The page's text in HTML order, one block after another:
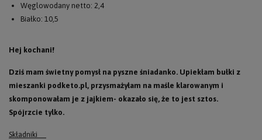
Węglowodany netto: 2,4
Białko: 10,5
Hej kochani!
Dziś mam świetny pomysł na pyszne śniadanko. Upiekłam bułki z
mieszanki podketo.pl, przysmażyłam na maśle klarowanym i
skomponowałam je z jajkiem- okazało się, że to jest sztos.
Spójrzcie tylko.
Składniki